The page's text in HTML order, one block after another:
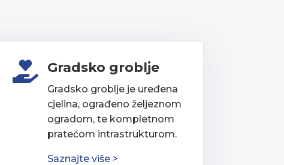
 Gradsko groblje
Gradsko groblje je uređena
cjelina, ograđeno željeznom
ogradom, te kompletnom
pratećom intrastrukturom.
Saznajte više >